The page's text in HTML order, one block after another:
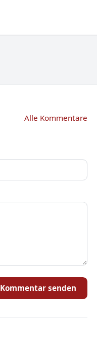
Alle Kommentare
Kommentar senden